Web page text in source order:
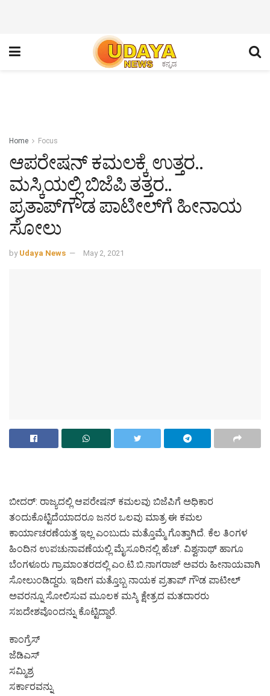
Home Focus
ಆಪರೇಷನ್ ಕಮಲಕ್ಕೆ ಉತ್ತರ..
ಮಸ್ಕಿಯಲ್ಲಿ ಬಿಜೆಪಿ ತತ್ತರ..
ಪ್ರತಾಪ್‌ಗೌಡ ಪಾಟೀಲ್‌ಗೆ ಹೀನಾಯ
ಸೋಲು
by Udaya News May 2, 2021
ಬೀದರ್: ರಾಜ್ಯದಲ್ಲಿ ಆಪರೇಷನ್ ಕಮಲವು ಬಿಜೆಪಿಗೆ ಅಧಿಕಾರ
ತಂದುಕೊಟ್ಟಿದೆಯಾದರೂ ಜನರ ಒಲವು ಮಾತ್ರ ಈ ಕಮಲ
ಕಾರ್ಯಾಚರಣೆಯತ್ತ ಇಲ್ಲ ಎಂಬುದು ಮತ್ತೊಮ್ಮೆ ಗೊತ್ತಾಗಿದೆ. ಕೆಲ ತಿಂಗಳ
ಹಿಂದಿನ ಉಪಚುನಾವಣೆಯಲ್ಲಿ ಮೈಸೂರಿನಲ್ಲಿ ಹೆಚ್. ವಿಶ್ವನಾಥ್ ಹಾಗೂ
ಬೆಂಗಳೂರು ಗ್ರಾಮಾಂತರದಲ್ಲಿ ಎಂ.ಟಿ.ಬಿ.ನಾಗರಾಜ್ ಅವರು ಹೀನಾಯವಾಗಿ
ಸೋಲುಂಡಿದ್ದರು. ಇದೀಗ ಮತ್ತೊಬ್ಬ ನಾಯಕ ಪ್ರತಾಪ್ ಗೌಡ ಪಾಟೀಲ್
ಅವರನ್ನೂ ಸೋಲಿಸುವ ಮೂಲಕ ಮಸ್ಕಿ ಕ್ಷೇತ್ರದ ಮತದಾರರು
ಸಙದೇಶವೊಂದನ್ನು ಕೊಟ್ಟಿದ್ದಾರೆ.
ಕಾಂಗ್ರೆಸ್
ಜೆಡಿಎಸ್
ಸಮ್ಮಿಶ್ರ
ಸರ್ಕಾರವನ್ನು